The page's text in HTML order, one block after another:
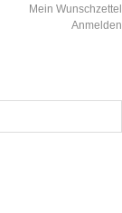
Mein Wunschzettel
Anmelden